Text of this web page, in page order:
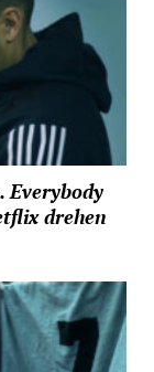
Everybody
drehen